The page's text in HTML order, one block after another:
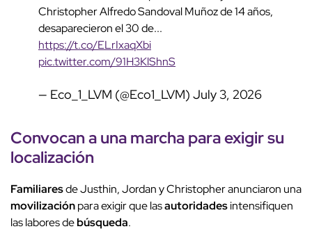
Christopher Alfredo Sandoval Muñoz de 14 años,
desaparecieron el 30 de...
https://t.co/ELrIxaqXbi
pic.twitter.com/91H3KlShnS
— Eco_1_LVM (@Eco1_LVM) July 3, 2026
Convocan a una marcha para exigir su
localización
Familiaresde Justhin, Jordan y Christopher anunciaron una
movilizaciónpara exigir que lasautoridadesintensifiquen
las labores debúsqueda.